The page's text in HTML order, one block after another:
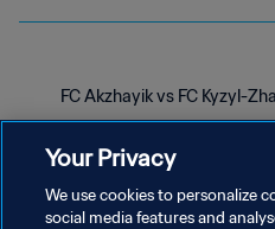
FC Akzhayik vs FC Kyzyl-
Your Privacy
We use cookies to personalize
social media features and